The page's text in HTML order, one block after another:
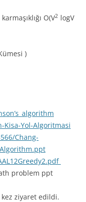
O(V2 logV
)
Kisa-Yol-Algoritmasi
Chang-
problem ppt
ziyaret edildi.